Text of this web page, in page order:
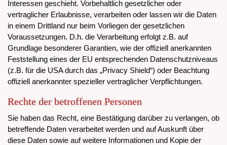
Interessen geschieht. Vorbehaltlich gesetzlicher oder
vertraglicher Erlaubnisse, verarbeiten oder lassen wir die Daten
in einem Drittland nur beim Vorliegen der gesetzlichen
Voraussetzungen. D.h. die Verarbeitung erfolgt z.B. auf
Grundlage besonderer Garantien, wie der offiziell anerkannten
Feststellung eines der EU entsprechenden Datenschutzniveaus
(z.B. für die USA durch das „Privacy Shield“) oder Beachtung
offiziell anerkannter spezieller vertraglicher Verpflichtungen.
Rechte der betroffenen Personen
Sie haben das Recht, eine Bestätigung darüber zu verlangen, ob
betreffende Daten verarbeitet werden und auf Auskunft über
diese Daten sowie auf weitere Informationen und Kopie der